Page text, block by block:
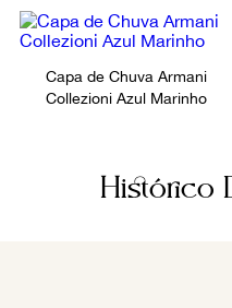
Capa de Chuva Armani
Collezioni Azul Marinho
Histórico